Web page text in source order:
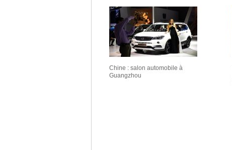
Chine : salon automobile à
Guangzhou